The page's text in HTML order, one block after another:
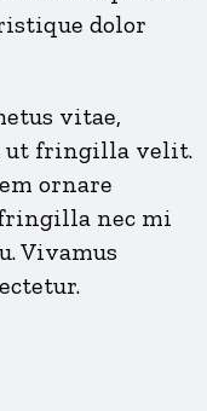
dolor
vitae,
ut fringilla velit.
ornare
nec mi
Vivamus